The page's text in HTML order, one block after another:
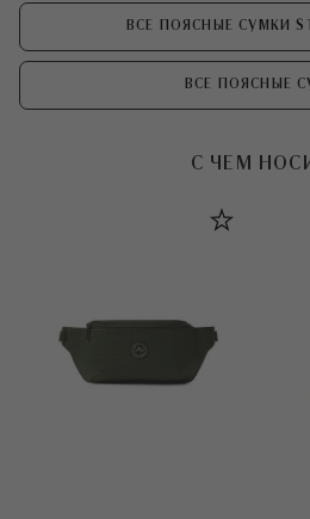
ВСЕ ПОЯСНЫЕ СУМКИ
ВСЕ ПОЯСНЫЕ
С ЧЕМ